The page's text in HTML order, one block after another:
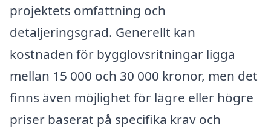
projektets omfattning och
detaljeringsgrad. Generellt kan
kostnaden för bygglovsritningar ligga
mellan 15 000 och 30 000 kronor, men det
finns även möjlighet för lägre eller högre
priser baserat på specifika krav och